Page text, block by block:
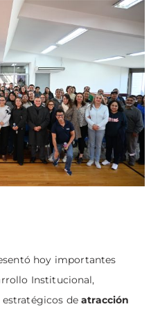
hoy importantes
Institucional,
estratégicos deatracción